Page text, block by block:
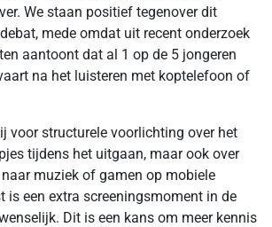
We staan positief tegenover dit
mede omdat uit recent onderzoek
aantoont dat al 1 op de 5 jongeren
na het luisteren met koptelefoon of
voor structurele voorlichting over het
tijdens het uitgaan, maar ook over
muziek of gamen op mobiele
is een extra screeningsmoment in de
Dit is een kans om meer kennis